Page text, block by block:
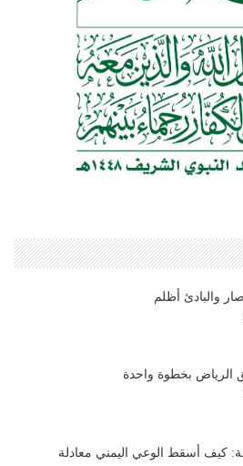
والبادئ أظلم
الرياض بخطوة واحدة
كيف أسقط الوعي اليمني معادلة